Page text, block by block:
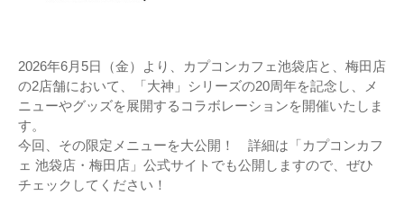
2026年6月5日（金）より、カプコンカフェ池袋店と、梅田店
の2店舗において、「大神」シリーズの20周年を記念し、メ
ニューやグッズを展開するコラボレーションを開催いたしま
す。
今回、その限定メニューを大公開！ 詳細は「カプコンカフ
ェ 池袋店・梅田店」公式サイトでも公開しますので、ぜひ
チェックしてください！